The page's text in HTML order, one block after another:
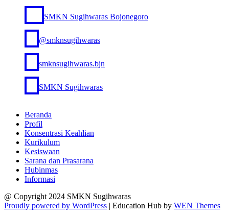
SMKN Sugihwaras Bojonegoro
@smknsugihwaras
smknsugihwaras.bjn
SMKN Sugihwaras
Beranda
Profil
Konsentrasi Keahlian
Kurikulum
Kesiswaan
Sarana dan Prasarana
Hubinmas
Informasi
@ Copyright 2024 SMKN Sugihwaras
Proudly powered by WordPress | Education Hub by WEN Themes